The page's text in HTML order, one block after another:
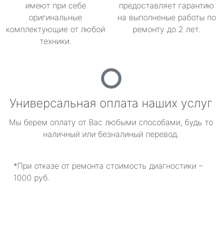
имеют при себе
оригинальные
комплектующие от любой
техники.
предоставляет гарантию
на выполненые работы по
ремонту до 2 лет.
Универсальная оплата наших услуг
Мы берем оплату от Вас любыми способами, будь то
наличный или безналиный перевод.
*При отказе от ремонта стоимость диагностики –
1000 руб.